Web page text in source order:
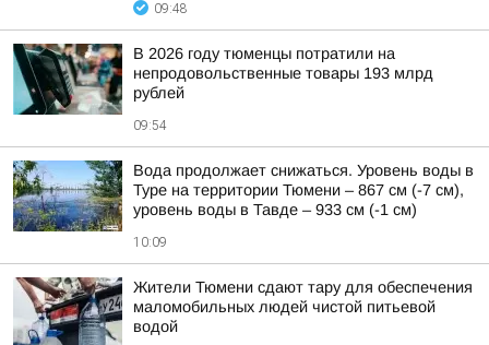
09:48
В 2026 году тюменцы потратили на
непродовольственные товары 193 млрд
рублей
09:54
Вода продолжает снижаться. Уровень воды в
Туре на территории Тюмени – 867 см (-7 см),
уровень воды в Тавде – 933 см (-1 см)
10:09
Жители Тюмени сдают тару для обеспечения
маломобильных людей чистой питьевой
водой